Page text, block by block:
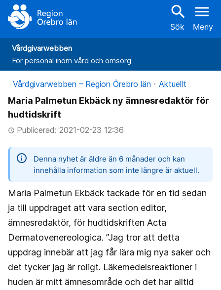
search
Sök
menu
Meny
Vårdgivarwebben
För personal inom vård och omsorg
Vårdgivarwebben – Region Örebro län Aktuellt
Maria Palmetun Ekbäck ny ämnesredaktör för
hudtidskrift
access_timePublicerad: 2021-02-23 12:36
information
Denna nyhet är äldre än 6 månader och kan
innehålla information som inte längre är aktuell.
Maria Palmetun Ekbäck tackade för en tid sedan
ja till uppdraget att vara section editor,
ämnesredaktör, för hudtidskriften Acta
Dermatovenereologica. ”Jag tror att detta
uppdrag innebär att jag får lära mig nya saker och
det tycker jag är roligt. Läkemedelsreaktioner i
huden är mitt ämnesområde och det har alltid